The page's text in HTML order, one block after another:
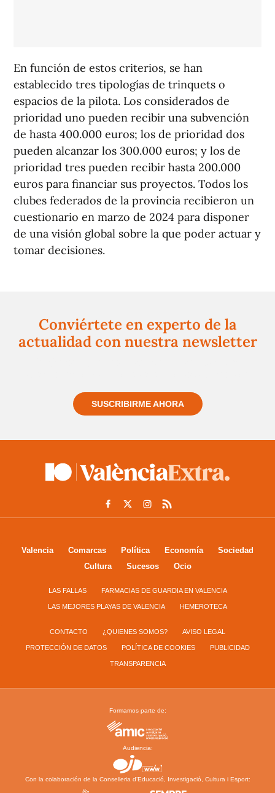
En función de estos criterios, se han
establecido tres tipologías de trinquets o
espacios de la pilota. Los considerados de
prioridad uno pueden recibir una subvención
de hasta 400.000 euros; los de prioridad dos
pueden alcanzar los 300.000 euros; y los de
prioridad tres pueden recibir hasta 200.000
euros para financiar sus proyectos. Todos los
clubes federados de la provincia recibieron un
cuestionario en marzo de 2024 para disponer
de una visión global sobre la que poder actuar y
tomar decisiones.
Conviértete en experto de la
actualidad con nuestra newsletter
SUSCRIBIRME AHORA
Valencia Comarcas Política Economía
Sociedad
Cultura
Sucesos Ocio
LAS FALLAS FARMACIAS DE GUARDIA EN VALENCIA
LAS MEJORES PLAYAS DE VALENCIA HEMEROTECA
CONTACTO ¿QUIENES SOMOS? AVISO LEGAL
PROTECCIÓN DE DATOS POLÍTICA DE COOKIES PUBLICIDAD
TRANSPARENCIA
Formamos parte de:
Audiencia:
Con la colaboración de la Conselleria d’Educació, Investigació, Cultura i Esport: